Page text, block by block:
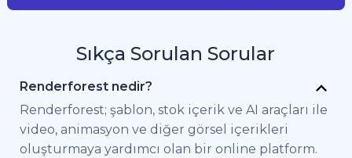
Sıkça Sorulan Sorular
Renderforest nedir?
Renderforest; şablon, stok içerik ve AI araçları ile
video, animasyon ve diğer görsel içerikleri
oluşturmaya yardımcı olan bir online platform.